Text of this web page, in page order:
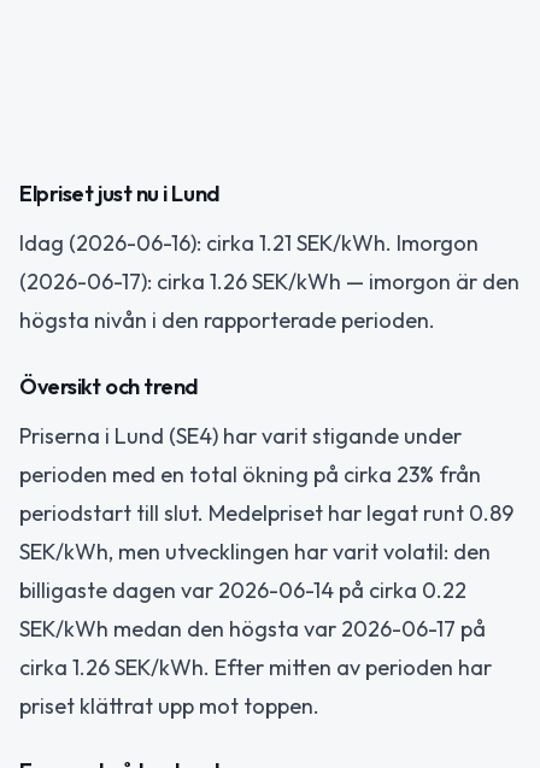
Elpriset just nu i Lund
Idag (2026-06-16): cirka 1.21 SEK/kWh. Imorgon
(2026-06-17): cirka 1.26 SEK/kWh — imorgon är den
högsta nivån i den rapporterade perioden.
Översikt och trend
Priserna i Lund (SE4) har varit stigande under
perioden med en total ökning på cirka 23% från
periodstart till slut. Medelpriset har legat runt 0.89
SEK/kWh, men utvecklingen har varit volatil: den
billigaste dagen var 2026-06-14 på cirka 0.22
SEK/kWh medan den högsta var 2026-06-17 på
cirka 1.26 SEK/kWh. Efter mitten av perioden har
priset klättrat upp mot toppen.